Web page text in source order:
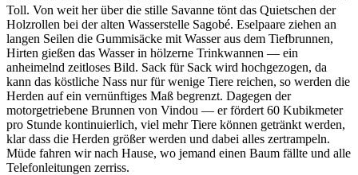
Toll. Von weit her über die stille Savanne tönt das Quietschen der
Holzrollen bei der alten Wasserstelle Sagobé. Eselpaare ziehen an
langen Seilen die Gummisäcke mit Wasser aus dem Tiefbrunnen,
Hirten gießen das Wasser in hölzerne Trinkwannen — ein
anheimelnd zeitloses Bild. Sack für Sack wird hochgezogen, da
kann das köstliche Nass nur für wenige Tiere reichen, so werden die
Herden auf ein vernünftiges Maß begrenzt. Dagegen der
motorgetriebene Brunnen von Vindou — er fördert 60 Kubikmeter
pro Stunde kontinuierlich, viel mehr Tiere können getränkt werden,
klar dass die Herden größer werden und dabei alles zertrampeln.
Müde fahren wir nach Hause, wo jemand einen Baum fällte und alle
Telefonleitungen zerriss.